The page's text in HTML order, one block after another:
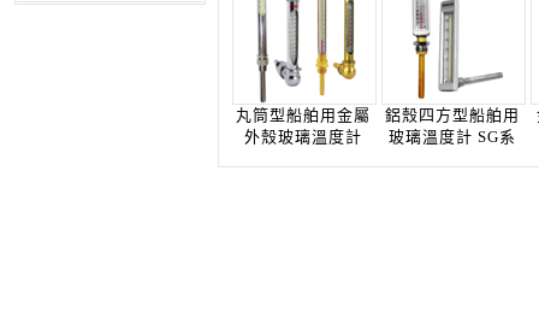
丸筒型船舶用金屬
外殼玻璃溫度計
鋁殼四方型船舶用
玻璃溫度計 SG系